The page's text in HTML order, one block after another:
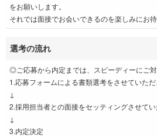
をお願いします。
それでは面接でお会いできるのを楽しみにお
選考の流れ
◎ご応募から内定までは、スピーディーにご
1.応募フォームによる書類選考をさせていただ
↓
2.採用担当者との面接をセッティングさせてい
↓
3.内定決定